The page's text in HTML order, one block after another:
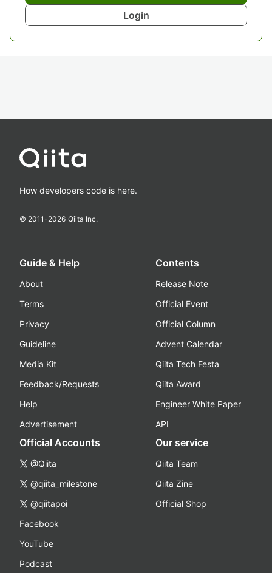
Login
How developers code is here.
© 2011-2026 Qiita Inc.
Guide & Help
About
Terms
Privacy
Guideline
Media Kit
Feedback/Requests
Help
Advertisement
Contents
Release Note
Official Event
Official Column
Advent Calendar
Qiita Tech Festa
Qiita Award
Engineer White Paper
API
Official Accounts
@Qiita
@qiita_milestone
@qiitapoi
Facebook
YouTube
Podcast
Our service
Qiita Team
Qiita Zine
Official Shop